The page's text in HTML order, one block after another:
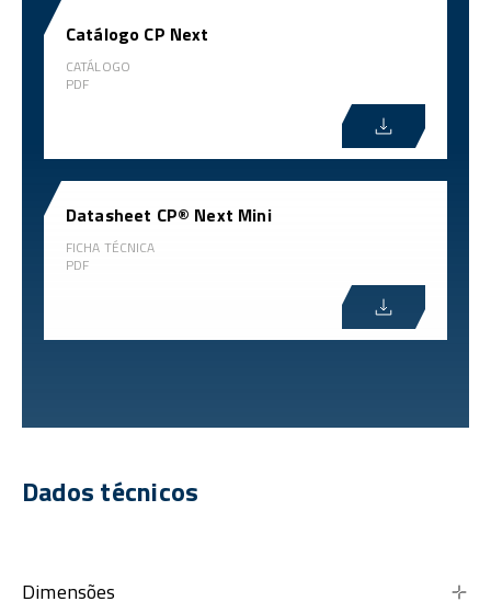
Catálogo CP Next
CATÁLOGO
PDF
Datasheet CP® Next Mini
FICHA TÉCNICA
PDF
Dados técnicos
Dimensões